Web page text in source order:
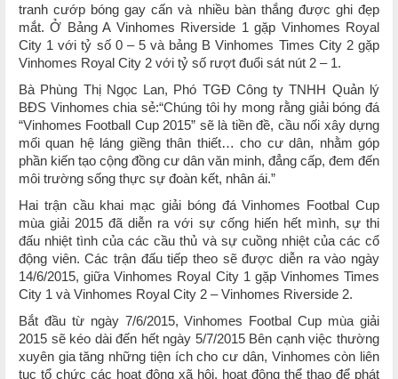
tranh cướp bóng gay cấn và nhiều bàn thắng được ghi đẹp
mắt. Ở Bảng A Vinhomes Riverside 1 gặp Vinhomes Royal
City 1 với tỷ số 0 – 5 và bảng B Vinhomes Times City 2 gặp
Vinhomes Royal City 2 với tỷ số rượt đuổi sát nút 2 – 1.
Bà Phùng Thị Ngọc Lan, Phó TGĐ Công ty TNHH Quản lý
BĐS Vinhomes chia sẻ:“Chúng tôi hy mong rằng giải bóng đá
“Vinhomes Football Cup 2015” sẽ là tiền đề, cầu nối xây dựng
mối quan hệ láng giềng thân thiết… cho cư dân, nhằm góp
phần kiến tạo cộng đồng cư dân văn minh, đẳng cấp, đem đến
môi trường sống thực sự đoàn kết, nhân ái.”
Hai trận cầu khai mạc giải bóng đá Vinhomes Footbal Cup
mùa giải 2015 đã diễn ra với sự cống hiến hết mình, sự thi
đấu nhiệt tình của các cầu thủ và sự cuồng nhiệt của các cổ
động viên. Các trận đấu tiếp theo sẽ được diễn ra vào ngày
14/6/2015, giữa Vinhomes Royal City 1 gặp Vinhomes Times
City 1 và Vinhomes Royal City 2 – Vinhomes Riverside 2.
Bắt đầu từ ngày 7/6/2015, Vinhomes Footbal Cup mùa giải
2015 sẽ kéo dài đến hết ngày 5/7/2015 Bên cạnh việc thường
xuyên gia tăng những tiện ích cho cư dân, Vinhomes còn liên
tục tổ chức các hoạt động xã hội, hoạt động thể thao để phát